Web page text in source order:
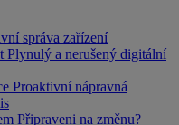
správa zařízení
Plynulý a nerušený digitální
Proaktivní nápravná
Připraveni na změnu?